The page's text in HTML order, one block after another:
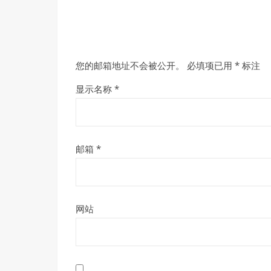
您的邮箱地址不会被公开。 必填项已用 * 标注
显示名称 *
邮箱 *
网站